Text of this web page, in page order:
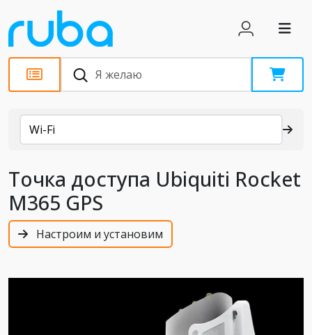
Каталог
Wi-Fi
Точка доступа Ubiquiti Rocket
M365 GPS
Настроим и установим